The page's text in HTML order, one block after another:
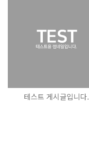
테스트 게시글입니다.